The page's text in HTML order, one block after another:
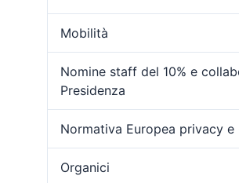
Mobilità
Nomine staff del 10% e
Presidenza
Normativa Europea privacy e
Organici